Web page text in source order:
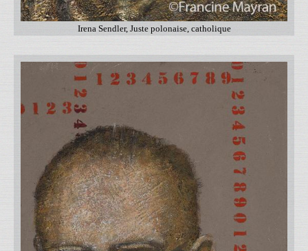
Irena Sendler, Juste polonaise, catholique